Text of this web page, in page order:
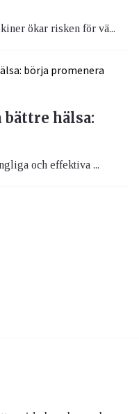
ökar risken för vä...
hälsa:
och effektiva ...